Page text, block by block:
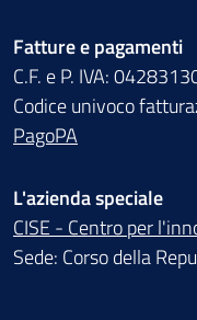
Fatture e pagamenti
C.F. e P. IVA:
Codice univoco
PagoPA
L'azienda speciale
CISE - Centro per
Sede: Corso della